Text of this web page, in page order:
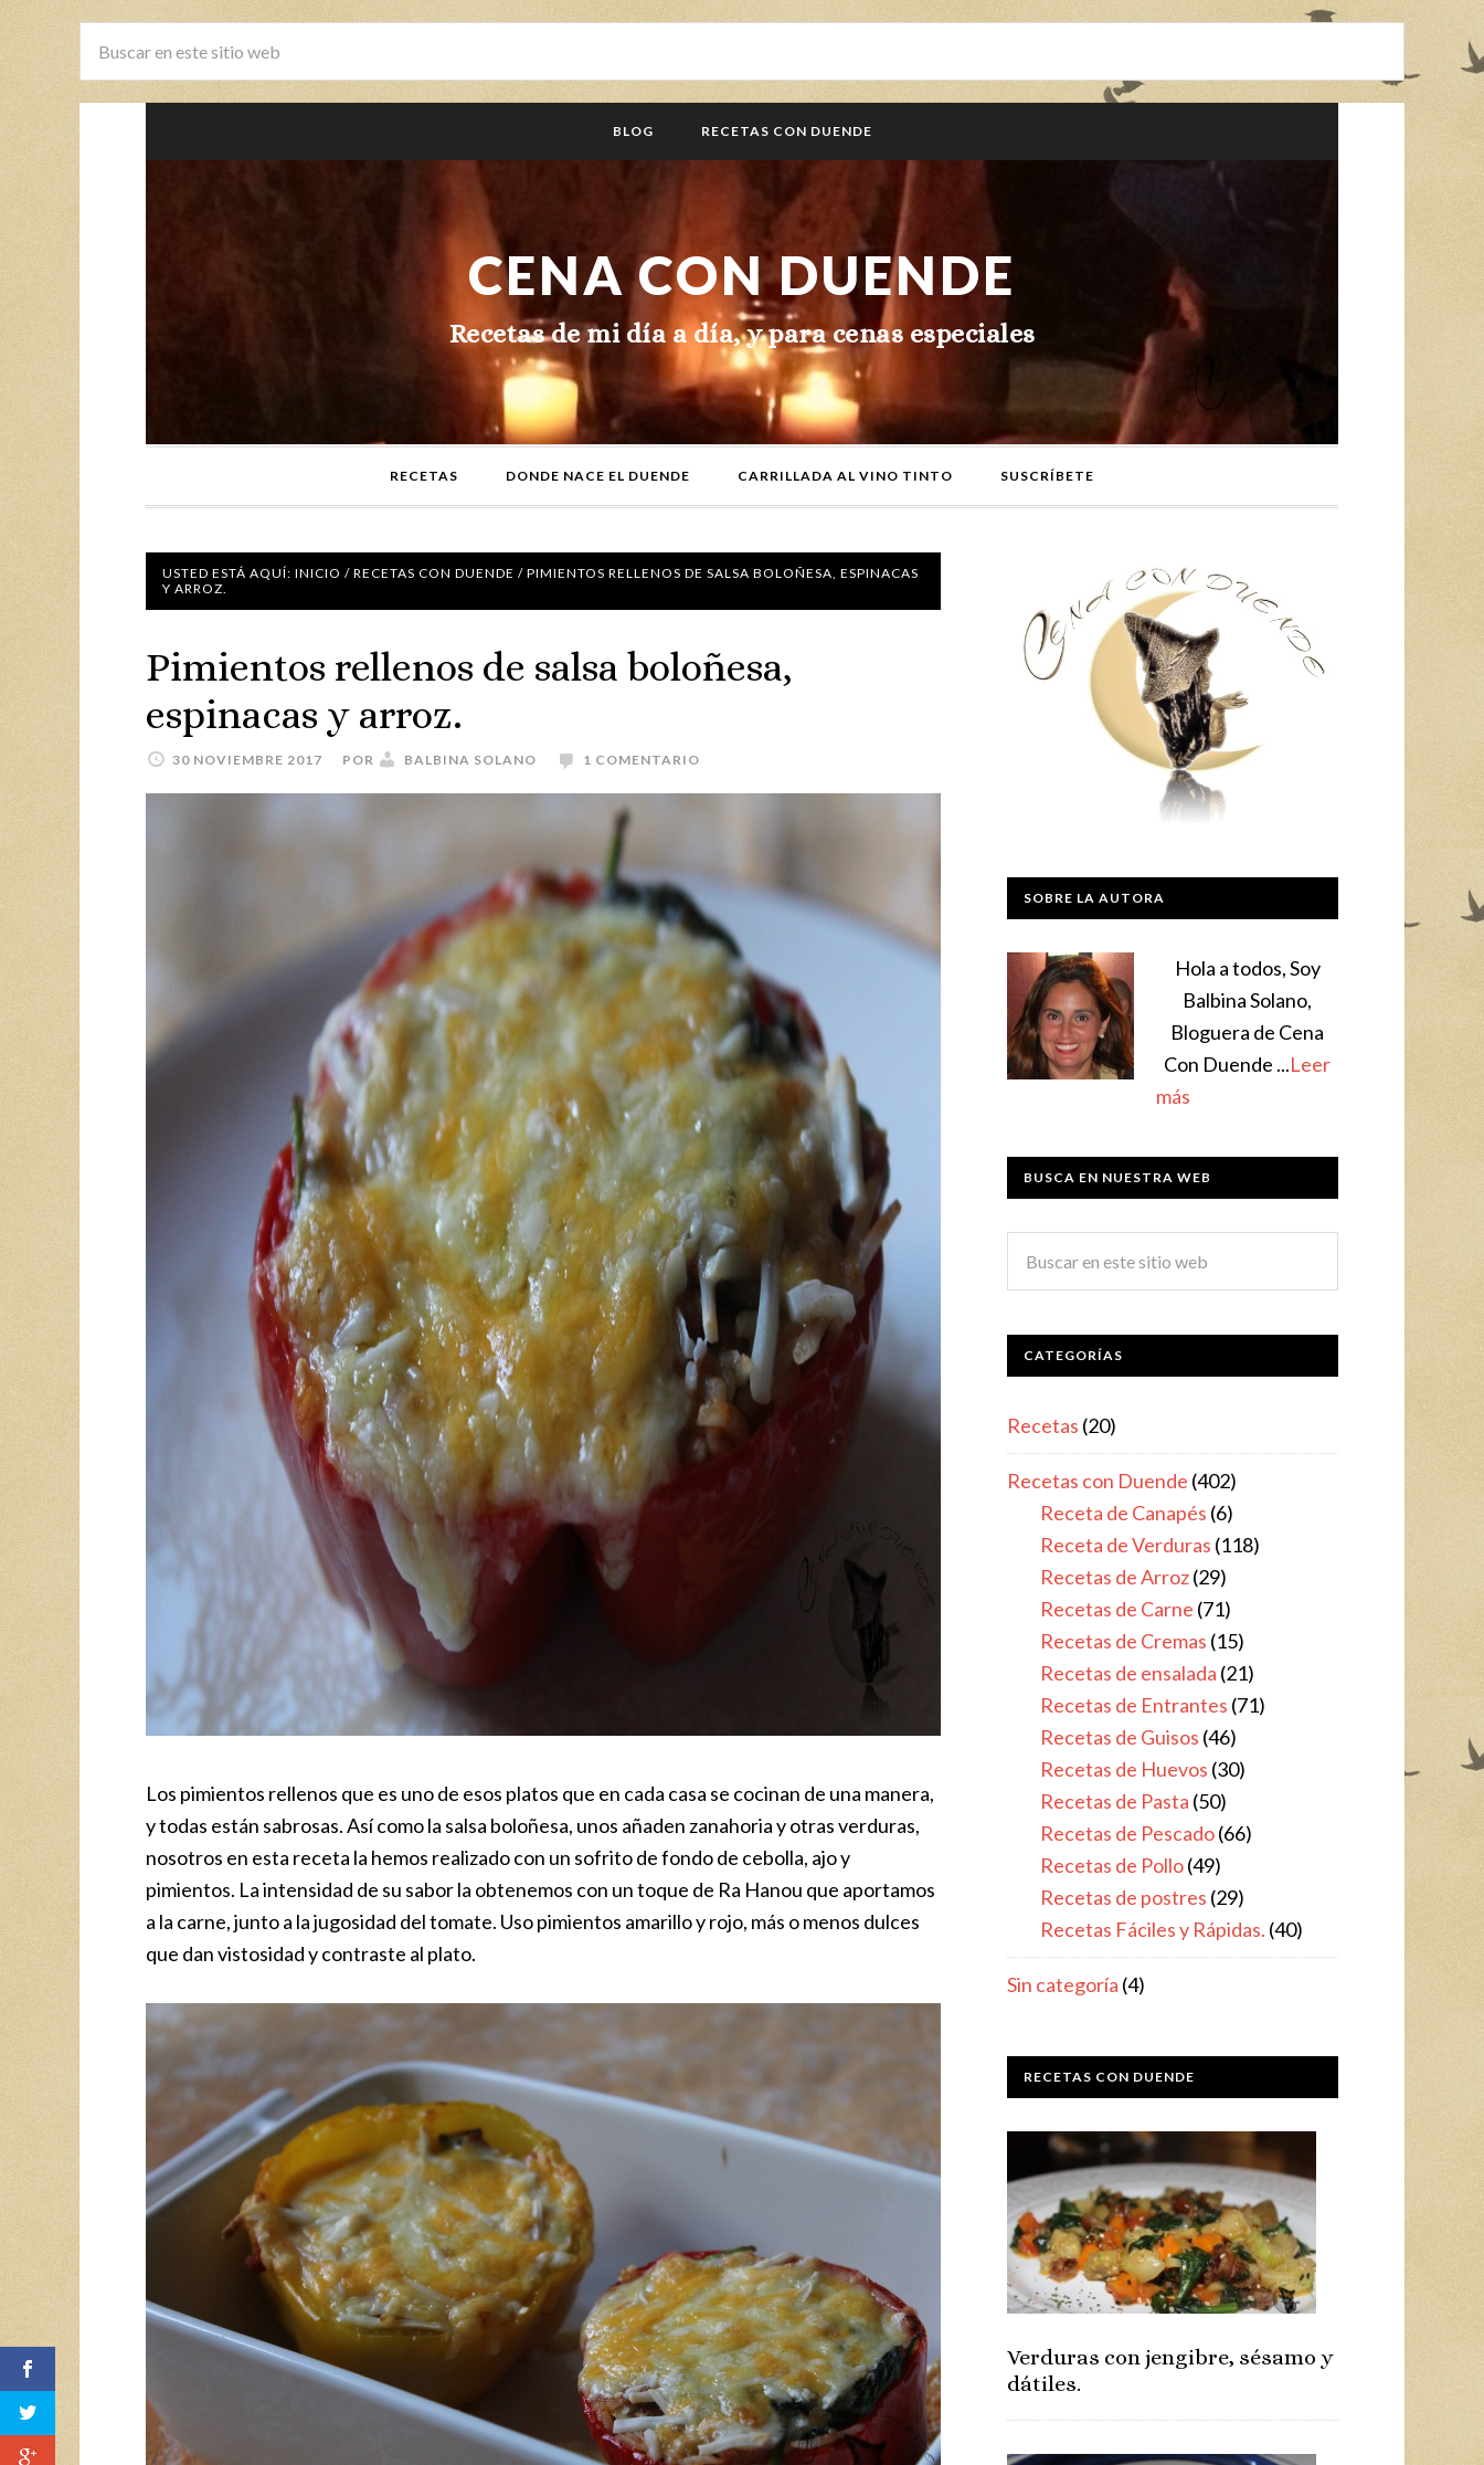
BLOG RECETAS CON DUENDE
CENA CON DUENDE
Recetas de mi día a día, y para cenas especiales
RECETAS DONDE NACE EL DUENDE CARRILLADA AL VINO TINTO SUSCRÍBETE
USTED ESTÁ AQUÍ: INICIO / RECETAS CON DUENDE / PIMIENTOS RELLENOS DE SALSA BOLOÑESA, ESPINACAS
Y ARROZ.
Pimientos rellenos de salsa boloñesa,
espinacas y arroz.
30 NOVIEMBRE 2017 POR BALBINA SOLANO 1 COMENTARIO
Los pimientos rellenos que es uno de esos platos que en cada casa se cocinan de una manera,
y todas están sabrosas. Así como la salsa boloñesa, unos añaden zanahoria y otras verduras,
nosotros en esta receta la hemos realizado con un sofrito de fondo de cebolla, ajo y
pimientos. La intensidad de su sabor la obtenemos con un toque de Ra Hanou que aportamos
a la carne, junto a la jugosidad del tomate. Uso pimientos amarillo y rojo, más o menos dulces
que dan vistosidad y contraste al plato.
SOBRE LA AUTORA
Hola a todos, Soy
Balbina Solano,
Bloguera de Cena
Con Duende ...Leer
más
BUSCA EN NUESTRA WEB
CATEGORÍAS
Recetas (20)
Recetas con Duende (402)
Receta de Canapés (6)
Receta de Verduras (118)
Recetas de Arroz(29)
Recetas de Carne (71)
Recetas de Cremas (15)
Recetas de ensalada (21)
Recetas de Entrantes (71)
Recetas de Guisos (46)
Recetas de Huevos (30)
Recetas de Pasta (50)
Recetas de Pescado(66)
Recetas de Pollo(49)
Recetas de postres (29)
Recetas Fáciles y Rápidas. (40)
Sin categoría (4)
RECETAS CON DUENDE
Verduras con jengibre, sésamo y
dátiles.